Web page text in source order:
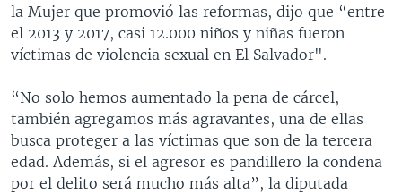
la Mujer que promovió las reformas, dijo que “entre
el 2013 y 2017, casi 12.000 niños y niñas fueron
víctimas de violencia sexual en El Salvador".
“No solo hemos aumentado la pena de cárcel,
también agregamos más agravantes, una de ellas
busca proteger a las víctimas que son de la tercera
edad. Además, si el agresor es pandillero la condena
por el delito será mucho más alta”, la diputada